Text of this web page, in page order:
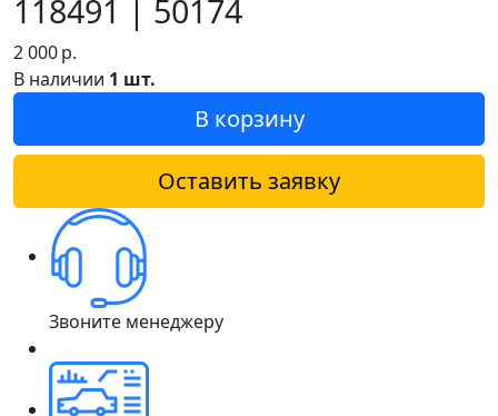
118491 | 50174
2 000р.
В наличии 1 шт.
В корзину
Оставить заявку
Звоните менеджеру